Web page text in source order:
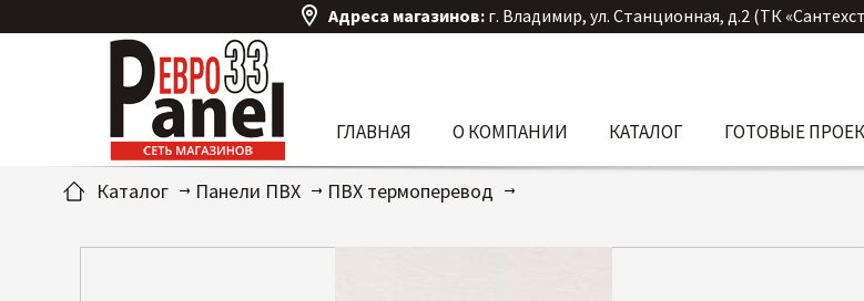
Адреса магазинов: г. Владимир, ул. Станционная, д.2 (ТК
ГЛАВНАЯ О КОМПАНИИ КАТАЛОГ ГОТОВЫЕ
Каталог Панели ПВХ ПВХ термоперевод